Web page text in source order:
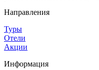
Направления
Туры
Отели
Акции
Информация